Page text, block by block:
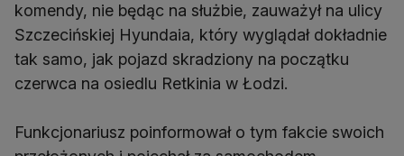
komendy, nie będąc na służbie, zauważył na ulicy
Szczecińskiej Hyundaia, który wyglądał dokładnie
tak samo, jak pojazd skradziony na początku
czerwca na osiedlu Retkinia w Łodzi.
Funkcjonariusz poinformował o tym fakcie swoich